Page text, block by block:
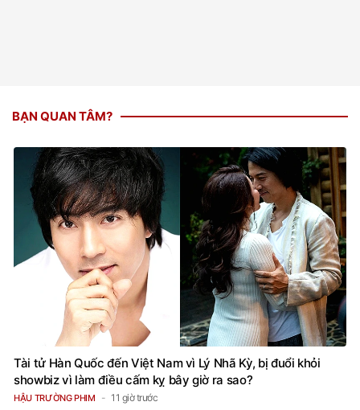
BẠN QUAN TÂM?
Tài tử Hàn Quốc đến Việt Nam vì Lý Nhã Kỳ, bị đuổi khỏi
showbiz vì làm điều cấm kỵ bây giờ ra sao?
HẬU TRƯỜNG PHIM 11 giờ trước